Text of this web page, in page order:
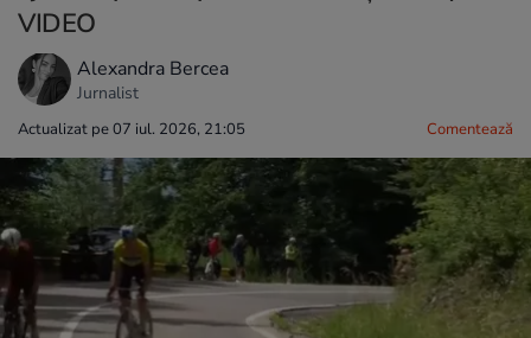
VIDEO
Alexandra Bercea
Jurnalist
Actualizat pe 07 iul. 2026, 21:05 Comentează